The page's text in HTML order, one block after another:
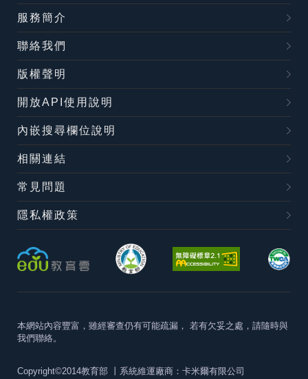
服務簡介
聯絡我們
版權聲明
開放API使用說明
內嵌搜尋欄位說明
相關連結
常見問題
隱私權政策
本網站內容豐富，雖經審查仍有可能疏漏， 若有欠妥之處，請隨時與
我們聯絡。
Copyright©2014教育部 丨系統維運廠商：卡米爾有限公司